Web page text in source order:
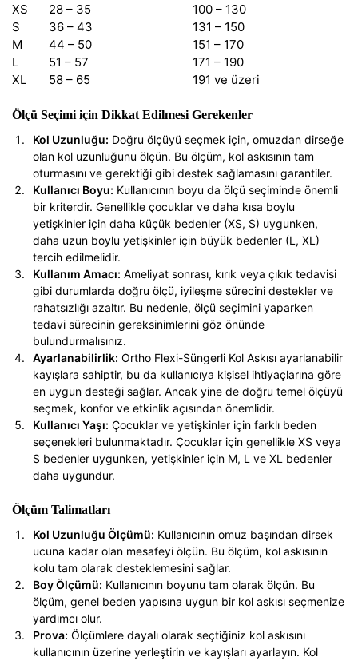
XS
28 – 35
100 – 130
S
36 – 43
131 – 150
M
44 – 50
151 – 170
L
51 – 57
171 – 190
XL
58 – 65 191 ve üzeri
Ölçü Seçimi için Dikkat Edilmesi Gerekenler
Kol Uzunluğu: Doğru ölçüyü seçmek için, omuzdan dirseğe
olan kol uzunluğunu ölçün. Bu ölçüm, kol askısının tam
oturmasını ve gerektiği gibi destek sağlamasını garantiler.
Kullanıcı Boyu: Kullanıcının boyu da ölçü seçiminde önemli
bir kriterdir. Genellikle çocuklar ve daha kısa boylu
yetişkinler için daha küçük bedenler (XS, S) uygunken,
daha uzun boylu yetişkinler için büyük bedenler (L, XL)
tercih edilmelidir.
Kullanım Amacı: Ameliyat sonrası, kırık veya çıkık tedavisi
gibi durumlarda doğru ölçü, iyileşme sürecini destekler ve
rahatsızlığı azaltır. Bu nedenle, ölçü seçimini yaparken
tedavi sürecinin gereksinimlerini göz önünde
bulundurmalısınız.
Ayarlanabilirlik: Ortho Flexi-Süngerli Kol Askısı ayarlanabilir
kayışlara sahiptir, bu da kullanıcıya kişisel ihtiyaçlarına göre
en uygun desteği sağlar. Ancak yine de doğru temel ölçüyü
seçmek, konfor ve etkinlik açısından önemlidir.
Kullanıcı Yaşı: Çocuklar ve yetişkinler için farklı beden
seçenekleri bulunmaktadır. Çocuklar için genellikle XS veya
S bedenler uygunken, yetişkinler için M, L ve XL bedenler
daha uygundur.
Ölçüm Talimatları
Kol Uzunluğu Ölçümü: Kullanıcının omuz başından dirsek
ucuna kadar olan mesafeyi ölçün. Bu ölçüm, kol askısının
kolu tam olarak desteklemesini sağlar.
Boy Ölçümü: Kullanıcının boyunu tam olarak ölçün. Bu
ölçüm, genel beden yapısına uygun bir kol askısı seçmenize
yardımcı olur.
Prova: Ölçümlere dayalı olarak seçtiğiniz kol askısını
kullanıcının üzerine yerleştirin ve kayışları ayarlayın. Kol